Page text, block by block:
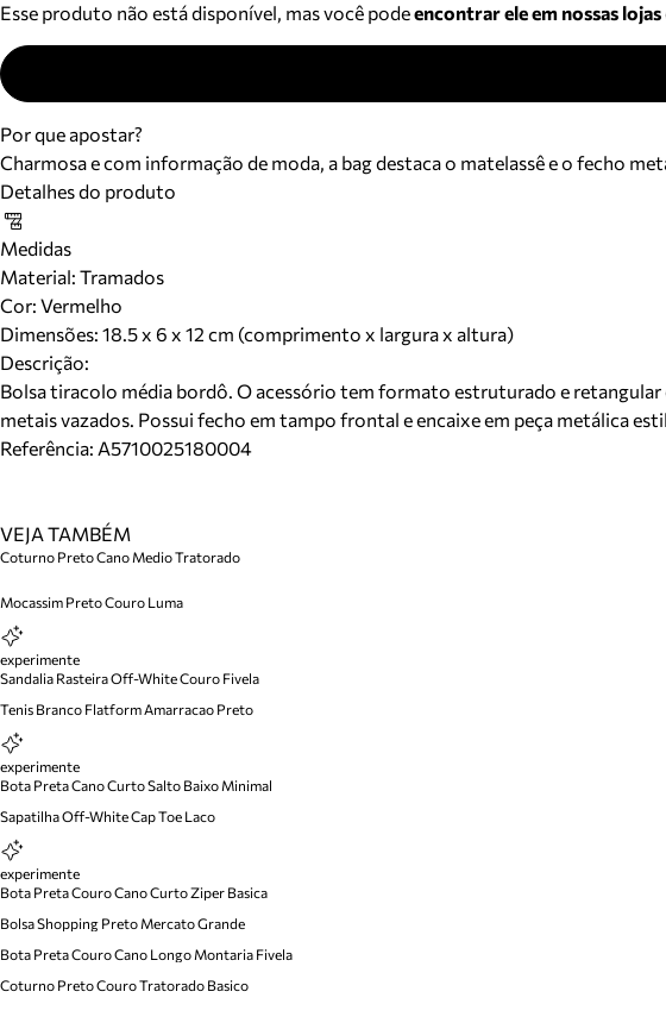
Esse produto não está disponível, mas você podeencontrar ele em nossas lojas
Por que apostar?
Charmosa e com informação de moda, a bag destaca o matelassê e o fecho
Detalhes do produto
Medidas
Material: Tramados
Cor: Vermelho
Dimensões: 18.5 x 6 x 12 cm (comprimento x largura x altura)
Descrição:
Bolsa tiracolo média bordô. O acessório tem formato estruturado e retangular
metais vazados. Possui fecho em tampo frontal e encaixe em peça metálica
Referência: A5710025180004
VEJA TAMBÉM
Coturno Preto Cano Medio Tratorado
Mocassim Preto Couro Luma
experimente
Sandalia Rasteira Off-White Couro Fivela
Tenis Branco Flatform Amarracao Preto
experimente
Bota Preta Cano Curto Salto Baixo Minimal
Sapatilha Off-White Cap Toe Laco
experimente
Bota Preta Couro Cano Curto Ziper Basica
Bolsa Shopping Preto Mercato Grande
Bota Preta Couro Cano Longo Montaria Fivela
Coturno Preto Couro Tratorado Basico